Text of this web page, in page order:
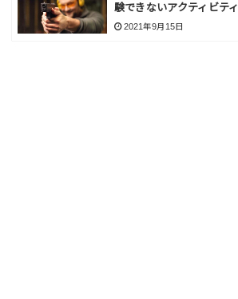
験できないアクティビティ
2021年9月15日